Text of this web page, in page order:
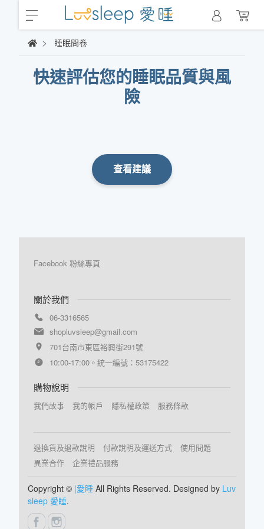
睡眠問卷
快速評估您的睡眠品質與風
險
查看建議
關於我們
06-3316565
shopluvsleep@gmail.com
701台南市東區裕興街291號
10:00-17:00。統一編號：53175422
購物說明
我們故事 我的帳戶 隱私權政策 服務條款
退換貨及退款說明 付款說明及運送方式
使用問題
異業合作
企業禮品服務
Facebook 粉絲專頁
Copyright © |愛睡 All Rights Reserved. Designed by Luv
sleep 愛睡.